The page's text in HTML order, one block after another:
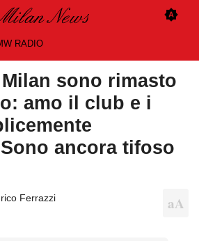
RADIO
sono rimasto
amo il club e i
ancora tifoso
Ferrazzi